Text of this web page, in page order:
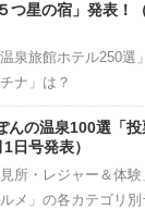
つ星の宿」発表！
泉旅館ホテル250選
ナ」は？
んの温泉100選「投
日号発表）
見所・レジャー＆体
メ」の各カテゴリ